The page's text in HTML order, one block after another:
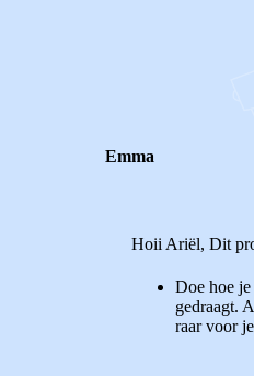
Emma
Hoii Ariël, Dit
Doe hoe
gedraagt.
raar voor